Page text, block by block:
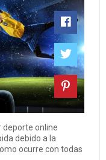
deporte online
debido a la
ocurre con todas